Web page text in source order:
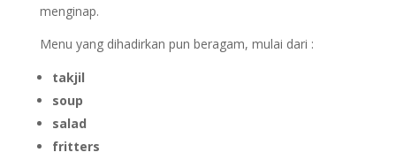
menginap.
Menu yang dihadirkan pun beragam, mulai dari :
takjil
soup
salad
fritters